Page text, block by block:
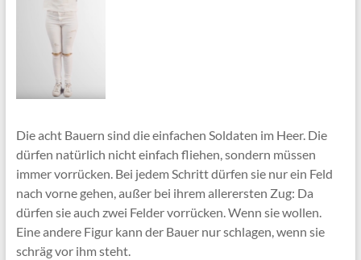
Die acht Bauern sind die einfachen Soldaten im Heer. Die
dürfen natürlich nicht einfach fliehen, sondern müssen
immer vorrücken. Bei jedem Schritt dürfen sie nur ein Feld
nach vorne gehen, außer bei ihrem allerersten Zug: Da
dürfen sie auch zwei Felder vorrücken. Wenn sie wollen.
Eine andere Figur kann der Bauer nur schlagen, wenn sie
schräg vor ihm steht.